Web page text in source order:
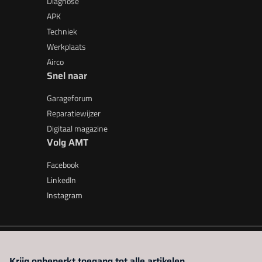
APK
Techniek
Werkplaats
Airco
Snel naar
Garageforum
Reparatiewijzer
Digitaal magazine
Volg AMT
Facebook
LinkedIn
Instagram